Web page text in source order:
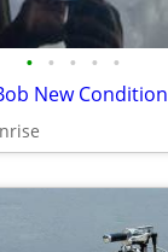
• • • • •
New Condition